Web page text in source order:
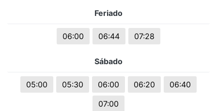
Feriado
06:00 06:44 07:28
Sábado
05:00 05:30 06:00 06:20
06:40
07:00